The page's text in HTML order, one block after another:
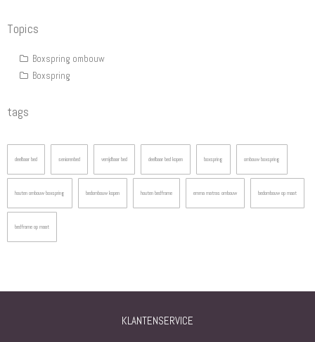
Topics
Boxspring ombouw
Boxspring
tags
deelbaar bed seniorenbed verrijdbaar bed deelbaar bed kopen boxspring ombouw boxspring
houten ombouw boxspring bedombouw kopen houten bedframe emma matras ombouw bedombouw op maat
bedframe op maat
KLANTENSERVICE